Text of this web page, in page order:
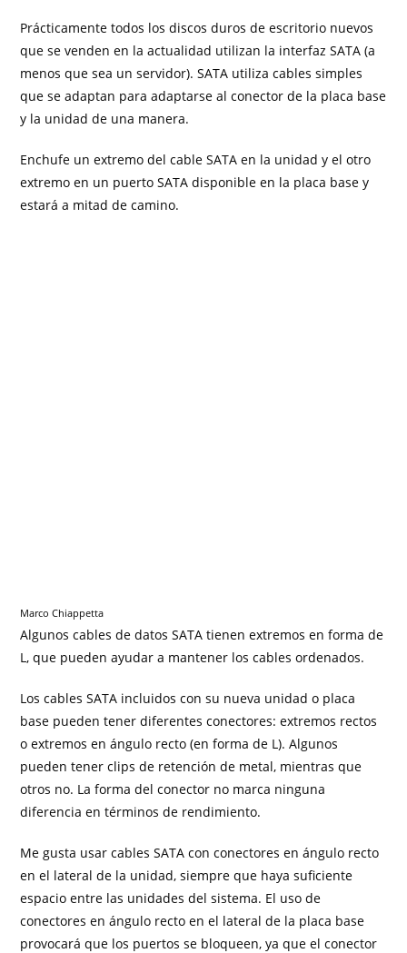
Prácticamente todos los discos duros de escritorio nuevos
que se venden en la actualidad utilizan la interfaz SATA (a
menos que sea un servidor). SATA utiliza cables simples
que se adaptan para adaptarse al conector de la placa base
y la unidad de una manera.
Enchufe un extremo del cable SATA en la unidad y el otro
extremo en un puerto SATA disponible en la placa base y
estará a mitad de camino.
Marco Chiappetta
Algunos cables de datos SATA tienen extremos en forma de
L, que pueden ayudar a mantener los cables ordenados.
Los cables SATA incluidos con su nueva unidad o placa
base pueden tener diferentes conectores: extremos rectos
o extremos en ángulo recto (en forma de L). Algunos
pueden tener clips de retención de metal, mientras que
otros no. La forma del conector no marca ninguna
diferencia en términos de rendimiento.
Me gusta usar cables SATA con conectores en ángulo recto
en el lateral de la unidad, siempre que haya suficiente
espacio entre las unidades del sistema. El uso de
conectores en ángulo recto en el lateral de la placa base
provocará que los puertos se bloqueen, ya que el conector